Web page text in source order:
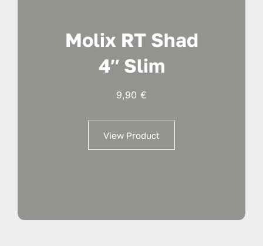
Molix RT Shad
4″ Slim
9,90 €
View Product